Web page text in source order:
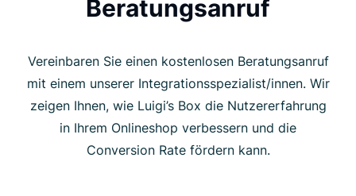
Beratungsanruf
Vereinbaren Sie einen kostenlosen Beratungsanruf
mit einem unserer Integrationsspezialist/innen. Wir
zeigen Ihnen, wie Luigi’s Box die Nutzererfahrung
in Ihrem Onlineshop verbessern und die
Conversion Rate fördern kann.